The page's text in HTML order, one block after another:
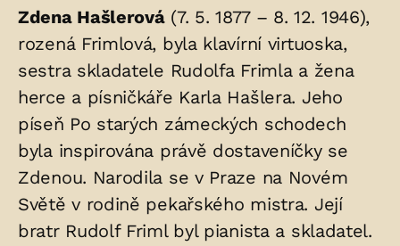
Životopis
osoby/osob
uložených
v
hrobu:
Zdena Hašlerová(7. 5. 1877 – 8. 12. 1946),
rozená Frimlová, byla klavírní virtuoska,
sestra skladatele Rudolfa Frimla a žena
herce a písničkáře Karla Hašlera. Jeho
píseň Po starých zámeckých schodech
byla inspirována právě dostaveníčky se
Zdenou. Narodila se v Praze na Novém
Světě v rodině pekařského mistra. Její
bratr Rudolf Friml byl pianista a skladatel.